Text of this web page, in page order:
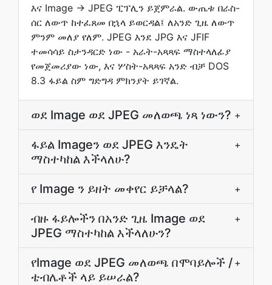
እና Image → JPEG ፒፕሊን ይጀምራል. ውጤቱ በራስ-
ሰር ለውጥ ከተፈጸመ በኋላ ይወርዳል፤ ለአንድ ጊዜ ለውጥ
ምንም መለያ የለም. JPEG እንደ JPG እና JFIF
ተመሳሳይ ስታንዳርድ ነው - አራት-አጻጻፍ ማስተላለፊያ
የመጀመሪያው ነው, እና ሦስት-አጻጻፍ አንድ ብቻ DOS
8.3 ፋይል ስም ግድግዳ ምክንያት ይገኛል.
ወደ Image ወደ JPEG መለወጫ ነጻ ነውን? +
ፋይል Imageን ወደ JPEG እንዴት
ማስተካከል እችላለሁ?
+
የ Image ን ይዘት መቀየር ይቻላል? +
ብዙ ፋይሎችን በአንድ ጊዜ Image ወደ
JPEG ማስተካከል እችላለሁን?
+
የImage ወደ JPEG መለወጫ በሞባይሎች /
ቴብሌቶች ላይ ይሠራል?
+